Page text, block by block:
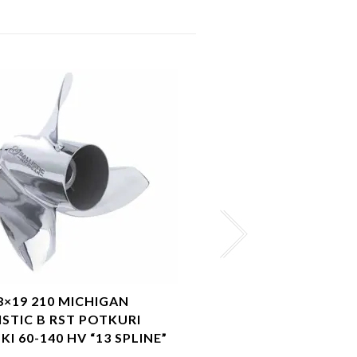
210 MICHIGAN
B RST POTKURI
60-140 HV “13 SPLINE”